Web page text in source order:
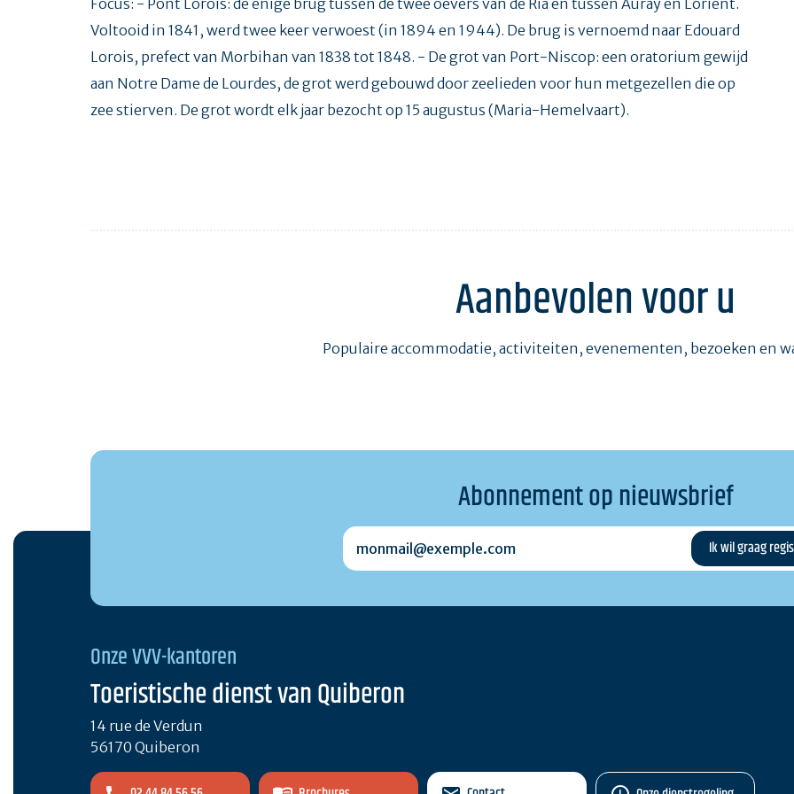
Voltooid in 1841, werd twee keer verwoest (in 1894 en 1944). De brug is vernoemd naar Edouard
Lorois, prefect van Morbihan van 1838 tot 1848. - De grot van Port-Niscop: een oratorium gewijd
aan Notre Dame de Lourdes, de grot werd gebouwd door zeelieden voor hun metgezellen die op
zee stierven. De grot wordt elk jaar bezocht op 15 augustus (Maria-Hemelvaart).
Aanbevolen voor u
Populaire accommodatie, activiteiten, evenementen, bezoeken en
Abonnement op nieuwsbrief
monmail@exemple.com
Onze VVV-kantoren
Toeristische dienst van Quiberon
14 rue de Verdun
56170 Quiberon